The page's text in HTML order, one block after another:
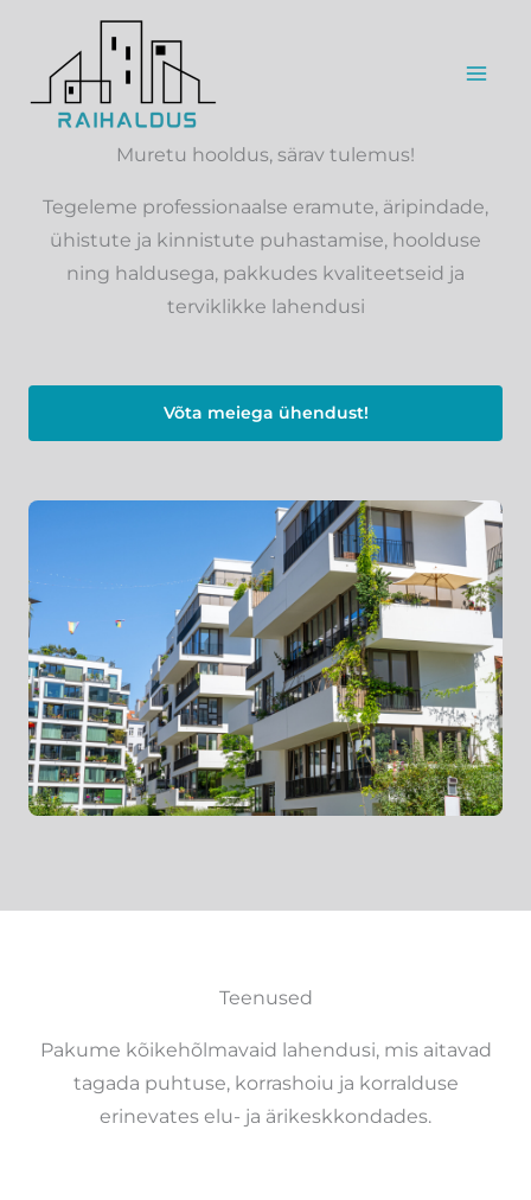
content
Muretu hooldus, särav tulemus!
Tegeleme professionaalse eramute, äripindade,
ühistute ja kinnistute puhastamise, hoolduse
ning haldusega, pakkudes kvaliteetseid ja
terviklikke lahendusi
Võta meiega ühendust!
Teenused
Pakume kõikehõlmavaid lahendusi, mis aitavad
tagada puhtuse, korrashoiu ja korralduse
erinevates elu- ja ärikeskkondades.